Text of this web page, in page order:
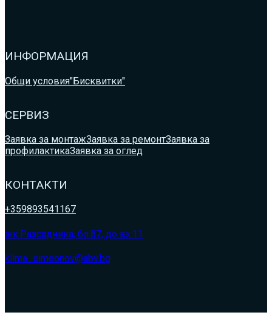
ИНФОРМАЦИЯ
Общи условия"Бисквитки"
СЕРВИЗ
Заявка за монтажЗаявка за ремонтЗаявка за
профилактикаЗаявка за оглед
КОНТАКТИ
+359893541167
жк.Разсадника, бл.87, до вх.11
klima_simeonov@abv.bg